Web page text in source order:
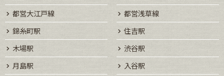
都営大江戸線
都営浅草線
錦糸町駅
住吉駅
木場駅
渋谷駅
月島駅
入谷駅